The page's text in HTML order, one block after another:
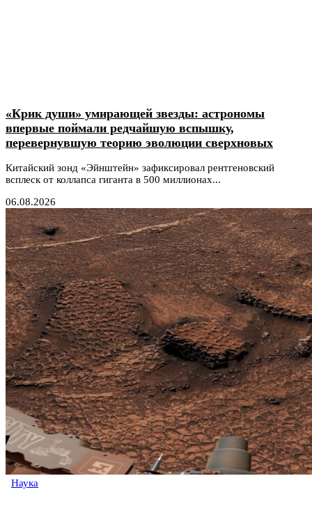
«Крик души» умирающей звезды: астрономы
впервые поймали редчайшую вспышку,
перевернувшую теорию эволюции сверхновых
Китайский зонд «Эйнштейн» зафиксировал рентгеновский
всплеск от коллапса гиганта в 500 миллионах...
06.08.2026
Наука